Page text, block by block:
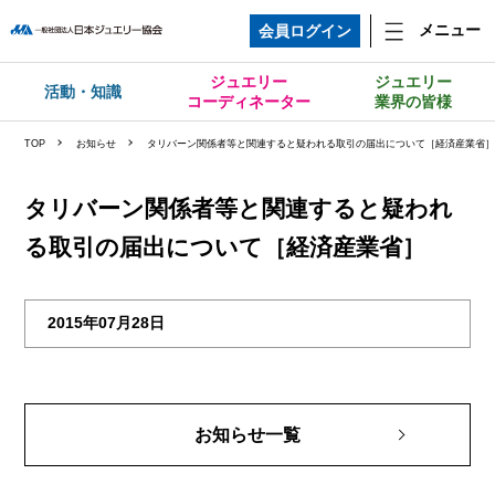
会員ログイン メニュー
活動・知識
ジュエリー
コーディネーター
ジュエリー
業界の皆様
TOP お知らせ タリバーン関係者等と関連すると疑われる取引の届出について［経済産業省］
タリバーン関係者等と関連すると疑われ
る取引の届出について［経済産業省］
2015年07月28日
お知らせ一覧